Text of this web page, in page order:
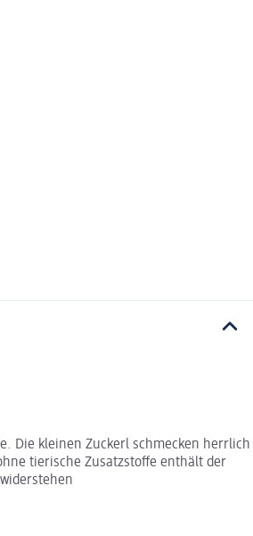
Die kleinen Zuckerl schmecken herrlich
tierische Zusatzstoffe enthält der